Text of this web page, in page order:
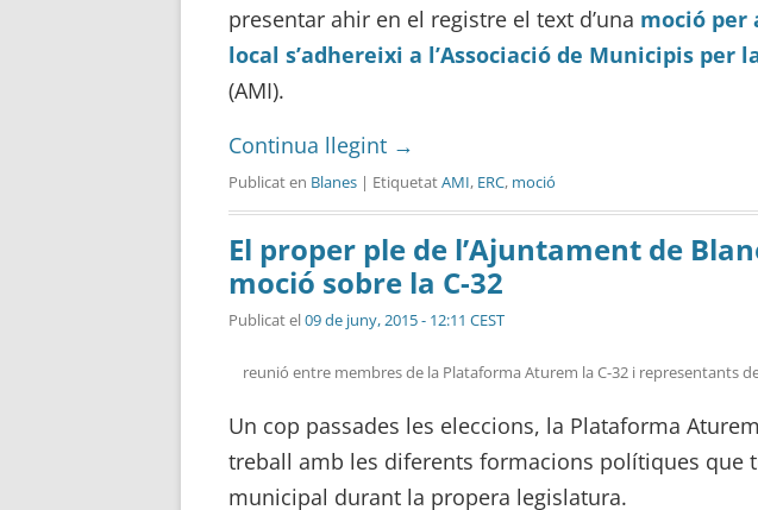
presentar ahir en el registre el text d’una moció per
local s’adhereixi a l’Associació de Municipis per
(AMI).
Continua llegint →
Publicat en Blanes | EtiquetatAMI, ERC, moció
El proper ple de l’Ajuntament de
moció sobre la C-32
Publicat el09 de juny, 2015 - 12:11 CEST
reunió entre membres de la Plataforma Aturem la C-32 i representants
Un cop passades les eleccions, la Plataforma
treball amb les diferents formacions polítiques que
municipal durant la propera legislatura.